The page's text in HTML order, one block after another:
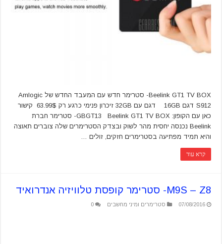
Beelink GT1 TV BOX- סטרימר חדש עם המעבד החדש של Amlogic
S912 דגם 16GB דגם עם 32GB זיכרון פנימי כרגע רק 63.99$ קישור
כאן עם הקופון: GBGT13 Beelink GT1 TV BOX- סטרימר חברת
Beelink נכנסה יחסית מהר לשוק ובצדק הסטרימרים שלה צוברים תאוצה
והיא תמיד מפתיעה בסטרימרים חזקים, זולים …
קרא עוד
M9S – Z8- סטרימר קופסת טלוויזיה אנדרואיד
07/08/2016 סטרימרים ומיני מחשבים 0